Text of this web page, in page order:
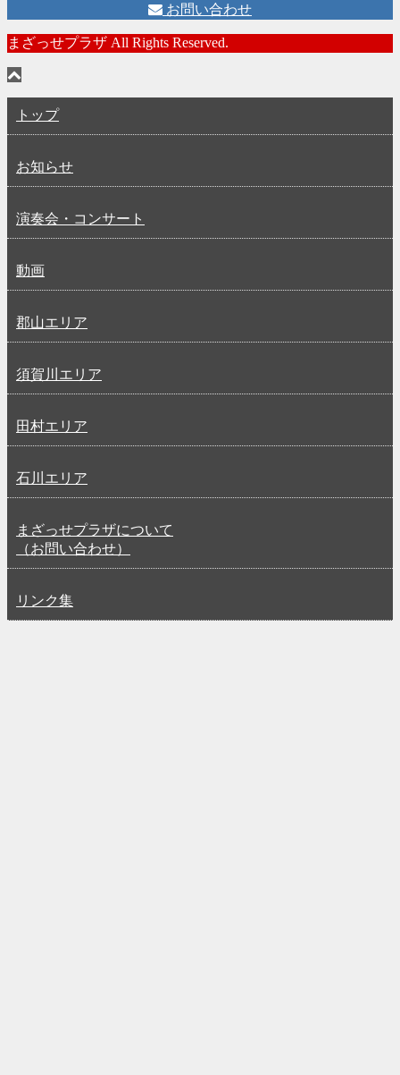
お問い合わせ
まざっせプラザ All Rights Reserved.
トップ
お知らせ
演奏会・コンサート
動画
郡山エリア
須賀川エリア
田村エリア
石川エリア
まざっせプラザについて
（お問い合わせ）
リンク集